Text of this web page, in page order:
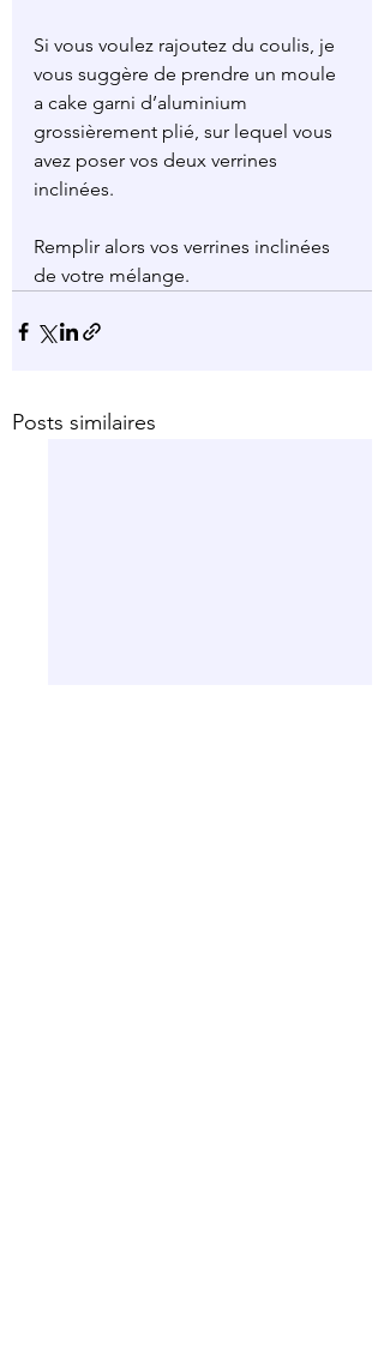
Si vous voulez rajoutez du coulis, je
vous suggère de prendre un moule
a cake garni d’aluminium
grossièrement plié, sur lequel vous
avez poser vos deux verrines
inclinées.
Remplir alors vos verrines inclinées
de votre mélange.
Posts similaires